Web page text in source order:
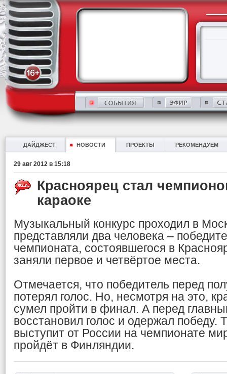
ДАЙДЖЕСТ НОВОСТИ ПРОЕКТЫ РЕКОМЕНДУЕМ
29 авг 2012 в 15:18
Красноярец стал
караоке
Музыкальный конкурс проходил в
представляли два человека –
чемпионата, состоявшегося в
заняли первое и четвёртое места.
Отмечается, что победитель перед
потерял голос. Но, несмотря на это,
сумел пройти в финал. А перед
восстановил голос и одержал победу.
выступит от России на чемпионате
пройдёт в Финляндии.